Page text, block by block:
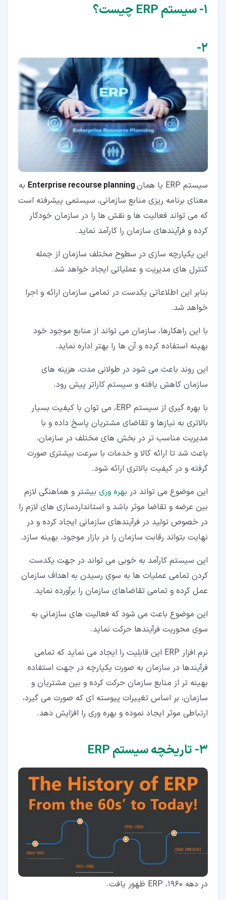
۱‏- سیستم ERP چیست؟
۲‏-
سیستم ERP یا همان
به
معنای برنامه ریزی منابع سازمانی، سیستمی پیشرفته است
که می تواند فعالیت ها و نقش ها را در سازمان خودکار
کرده و فرآیندهای سازمان را کارآمد نماید.
این یکپارچه سازی در سطوح مختلف سازمان از جمله
کنترل های مدیریت و عملیاتی ایجاد خواهد شد.
بنابر این اطلاعاتی یکدست در تمامی سازمان ارائه و اجرا
خواهد شد.
با این راهکارها، سازمان می تواند از منابع موجود خود
بهینه استفاده کرده و آن ها را بهتر اداره نماید.
این روند باعث می شود در طولانی مدت، هزینه های
سازمان کاهش یافته و سیستم کاراتر پیش رود.
با بهره گیری از سیستم ERP، می توان با کیفیت بسیار
بالاتری به نیازها و تقاضای مشتریان پاسخ داده و با
مدیریت مناسب تر در بخش های مختلف در سازمان،
باعث شد تا ارائه کالا و خدمات با سرعت بیشتری صورت
گرفته و در کیفیت بالاتری ارائه شود.
این موضوع می تواند در بهره وری بیشتر و هماهنگی لازم
بین عرضه و تقاضا موثر باشد و استانداردسازی های لازم را
در خصوص تولید در فرآیندهای سازمانی ایجاد کرده و در
نهایت بتواند رقابت سازمان را در بازار موجود، بهینه سازد.
این سیستم کارآمد به خوبی می تواند در جهت یکدست
کردن تمامی عملیات ها به سوی رسیدن به اهداف سازمان
عمل کرده و تمامی تقاضاهای سازمان را برآورده نماید.
این موضوع باعث می شود که فعالیت های سازمانی به
سوی محوریت فرآیندها حرکت نماید.
نرم افزار ERP این قابلیت را ایجاد می نماید که تمامی
فرآیندها در سازمان به صورت یکپارچه در جهت استفاده
بهینه تر از منابع سازمان حرکت کرده و بین مشتریان و
سازمان، بر اساس تغییرات پیوسته ای که صورت می گیرد،
ارتباطی موثر ایجاد نموده و بهره وری را افزایش دهد.
۳‏- تاریخچه سیستم ERP
در دهه 1960، ERP ظهور یافت.